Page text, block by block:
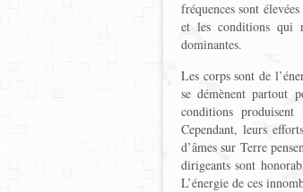
fréquences sont
et les conditions qui
dominantes.
Les corps sont de
se démènent partout
conditions
Cependant, leurs
d’âmes sur Terre
dirigeants sont
L’énergie de ces